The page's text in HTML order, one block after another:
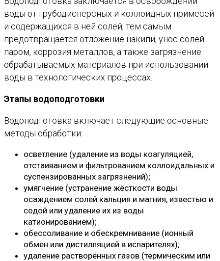
воды от грубодисперсных и коллоидных примесей
и содержащихся в ней солей, тем самым
предотвращается отложение накипи, унос солей
паром, коррозия металлов, а также загрязнение
обрабатываемых материалов при использовании
воды в технологических процессах.
Этапы водоподготовки
Водоподготовка включает следующие основные
методы обработки:
осветление (удаление из воды коагуляцией,
отстаиванием и фильтрованием коллоидальных и
суспензированных загрязнений);
умягчение (устранение жёсткости воды
осаждением солей кальция и магния, известью и
содой или удаление их из воды
катионированием);
обессоливание и обескремнивание (ионный
обмен или дистилляцией в испарителях);
удаление растворённых газов (термическим или